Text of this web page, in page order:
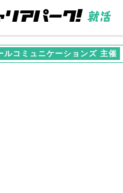
ルコミュニケーションズ 主催